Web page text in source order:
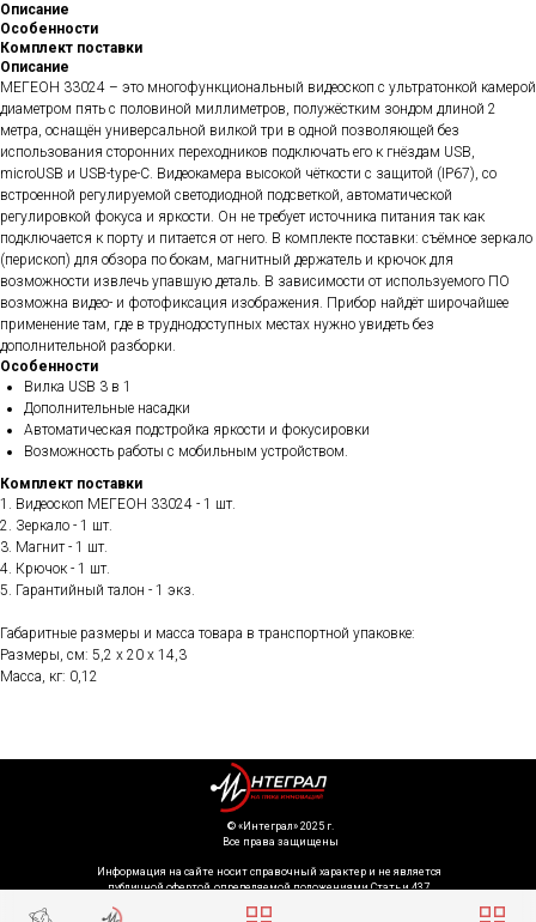
Описание
Особенности
Комплект поставки
Описание
МЕГЕОН 33024 – это многофункциональный видеоскоп с ультратонкой камерой
диаметром пять с половиной миллиметров, полужёстким зондом длиной 2
метра, оснащён универсальной вилкой три в одной позволяющей без
использования сторонних переходников подключать его к гнёздам USB,
microUSB и USB-type-C. Видеокамера высокой чёткости с защитой (IP67), со
встроенной регулируемой светодиодной подсветкой, автоматической
регулировкой фокуса и яркости. Он не требует источника питания так как
подключается к порту и питается от него. В комплекте поставки: съёмное зеркало
(перископ) для обзора по бокам, магнитный держатель и крючок для
возможности извлечь упавшую деталь. В зависимости от используемого ПО
возможна видео- и фотофиксация изображения. Прибор найдёт широчайшее
применение там, где в труднодоступных местах нужно увидеть без
дополнительной разборки.
Особенности
Вилка USB 3 в 1
Дополнительные насадки
Автоматическая подстройка яркости и фокусировки
Возможность работы с мобильным устройством.
Комплект поставки
1. Видеоскоп МЕГЕОН 33024 - 1 шт.
2. Зеркало - 1 шт.
3. Магнит - 1 шт.
4. Крючок - 1 шт.
5. Гарантийный талон - 1 экз.
Габаритные размеры и масса товара в транспортной упаковке:
Размеры, см: 5,2 x 20 x 14,3
Масса, кг: 0,12
Информация на сайте носит справочный характер и не является
публичной офертой, определяемой положениями Статьи 437
(спецификация) и комплект поставки товара могут быть изменены
©️ «Интеграл» 2025 г.
Все права защищены